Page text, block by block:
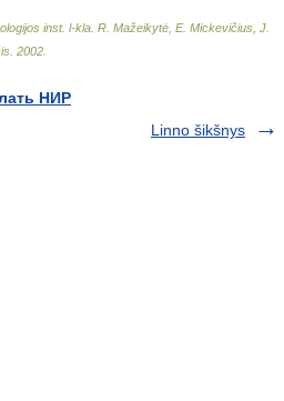
inst. l-kla R. Mažeikytė, E. Mickevičius, J.
2002
НИР
Linno šikšnys